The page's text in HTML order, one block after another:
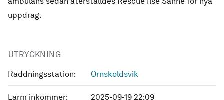
uppdrag.
UTRYCKNING
Räddningsstation: Örnsköldsvik
Larm inkommer: 2025-09-19 22:09